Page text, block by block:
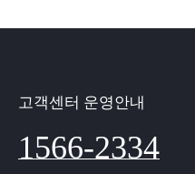
고객센터 운영안내
1566-2334